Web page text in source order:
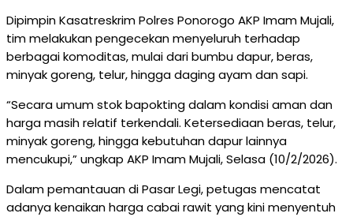
Dipimpin Kasatreskrim Polres Ponorogo AKP Imam Mujali,
tim melakukan pengecekan menyeluruh terhadap
berbagai komoditas, mulai dari bumbu dapur, beras,
minyak goreng, telur, hingga daging ayam dan sapi.
“Secara umum stok bapokting dalam kondisi aman dan
harga masih relatif terkendali. Ketersediaan beras, telur,
minyak goreng, hingga kebutuhan dapur lainnya
mencukupi,” ungkap AKP Imam Mujali, Selasa (10/2/2026).
Dalam pemantauan di Pasar Legi, petugas mencatat
adanya kenaikan harga cabai rawit yang kini menyentuh